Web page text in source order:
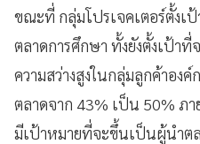
ขณะที่ กลุ่มโปรเจคเตอร์ตั้งเ
ตลาดการศึกษา ทั้งยังตั้งเป้าที่
ความสว่างสูงในกลุ่มลูกค้าอง
ตลาดจาก 43% เป็น 50% ภ
มีเป้าหมายที่จะขึ้นเป็นผู้นำต